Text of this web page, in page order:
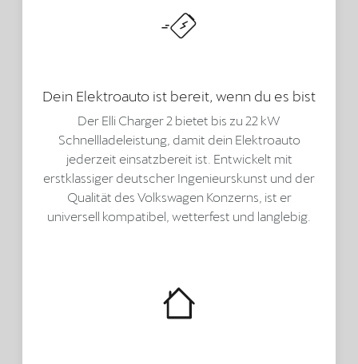
Dein Elektroauto ist bereit, wenn du es bist
Der Elli Charger 2 bietet bis zu 22 kW
Schnellladeleistung, damit dein Elektroauto
jederzeit einsatzbereit ist. Entwickelt mit
erstklassiger deutscher Ingenieurskunst und der
Qualität des Volkswagen Konzerns, ist er
universell kompatibel, wetterfest und langlebig.